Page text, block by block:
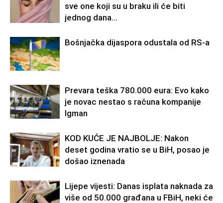
sve one koji su u braku ili će biti
jednog dana…
Bošnjačka dijaspora odustala od RS-a
Prevara teška 780.000 eura: Evo kako
je novac nestao s računa kompanije
Igman
KOD KUĆE JE NAJBOLJE: Nakon
deset godina vratio se u BiH, posao je
došao iznenada
Lijepe vijesti: Danas isplata naknada za
više od 50.000 građana u FBiH, neki će